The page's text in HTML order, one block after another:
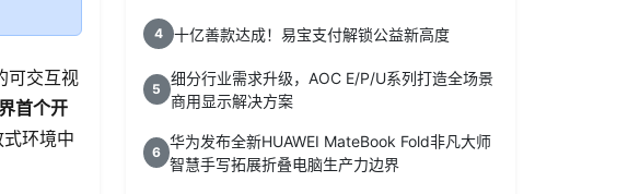
可交互视
首个开
环境中
4 十亿善款达成！易宝支付解锁公益新高度
5
细分行业需求升级，AOC E/P/U系列打造全场景
商用显示解决方案
6
华为发布全新HUAWEI MateBook Fold非凡大师
智慧手写拓展折叠电脑生产力边界